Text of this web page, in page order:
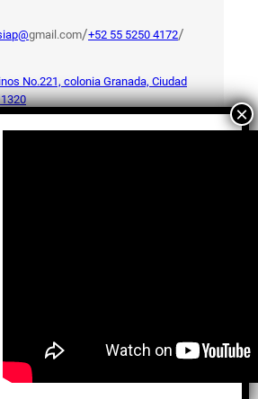
gmail.com/+52 55 5250 4172/
No.221, colonia Granada, Ciudad
somos-hermanos.mx. Todos los
previa autorización, queda
prohibida la publicación,
y cualquier otro uso de los
contenidos.